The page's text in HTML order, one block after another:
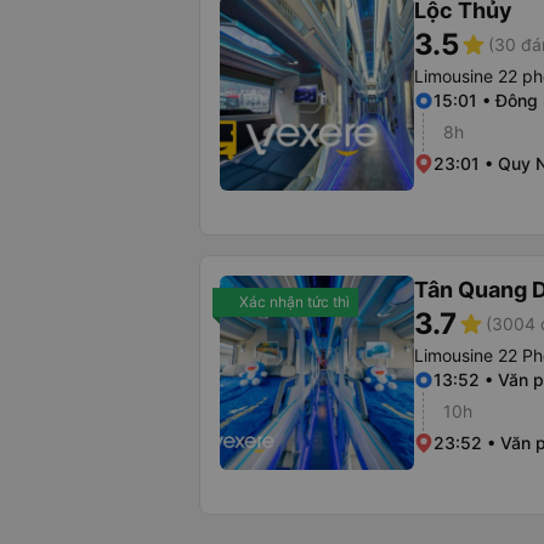
Lộc Thủy
3.5star (30
Limousine 22
15:01 • Đông
8h
23:01 • Quy
Xác nhận tức thì Tân Quang
3.7star (3004
Limousine 22
13:52 • Văn
10h
23:52 • Văn